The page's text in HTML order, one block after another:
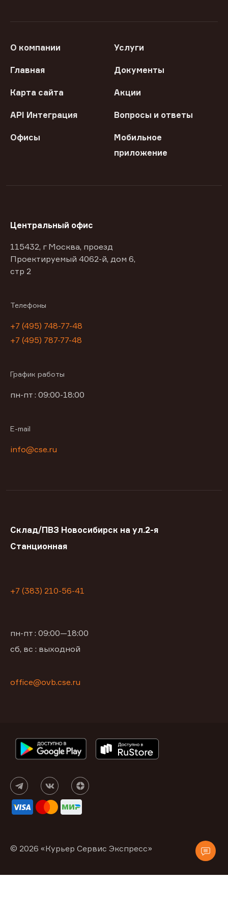
О компании Услуги
Главная Документы
Карта сайта Акции
API Интеграция Вопросы и ответы
Офисы
Мобильное
приложение
Центральный офис
115432, г Москва, проезд
Проектируемый 4062-й, дом 6,
стр 2
Телефоны
+7 (495) 748-77-48
+7 (495) 787-77-48
График работы
пн-пт : 09:00-18:00
E-mail
info@cse.ru
Склад/ПВЗ Новосибирск на ул.2-я
Станционная
+7 (383) 210-56-41
пн-пт : 09:00—18:00
сб, вс : выходной
office@ovb.cse.ru
© 2026 «Курьер Сервис Экспресс»